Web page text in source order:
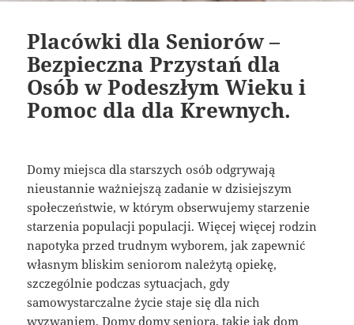
Placówki dla Seniorów –
Bezpieczna Przystań dla
Osób w Podeszłym Wieku i
Pomoc dla dla Krewnych.
Domy miejsca dla starszych osób odgrywają
nieustannie ważniejszą zadanie w dzisiejszym
społeczeństwie, w którym obserwujemy starzenie
starzenia populacji populacji. Więcej więcej rodzin
napotyka przed trudnym wyborem, jak zapewnić
własnym bliskim seniorom należytą opiekę,
szczególnie podczas sytuacjach, gdy
samowystarczalne życie staje się dla nich
wyzwaniem. Domy domy seniora, takie jak dom